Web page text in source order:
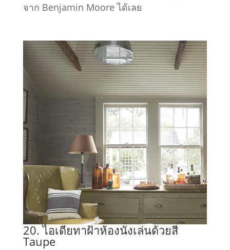
จาก Benjamin Moore ได้เลย
20. ไอเดียทาฝ้าห้องนั่งเล่นด้วยสี
Taupe